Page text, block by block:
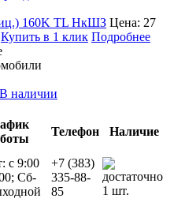
160K TL НкШЗ Цена: 27
Купить в 1 клик Подробнее
наличии
Телефон
Наличие
с 9:00
Сб-
+7 (383)
335-88-
85
1 шт.